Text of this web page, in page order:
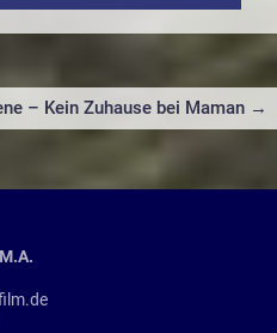
– Kein Zuhause bei Maman →